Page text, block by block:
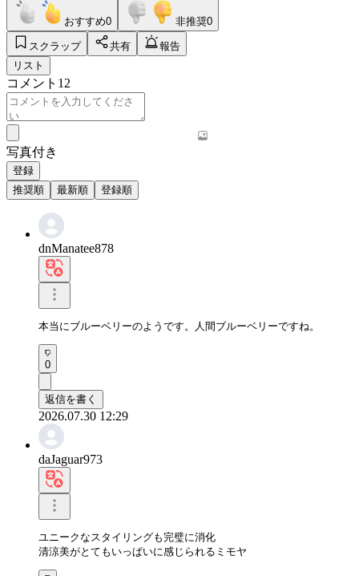
おすすめ0 非推奨0
スクラップ 共有
報告
リスト
コメント 12
写真付き
登録
推奨順
最新順 登録順
dnManatee878
本当にブルーベリーのようです。人間ブルーベリーですね。
0
返信を書く
2026.07.30 12:29
daJaguar973
ユニークなスタイリングも完璧に消化
清涼美がとてもいっぱいに感じられるミモヤ